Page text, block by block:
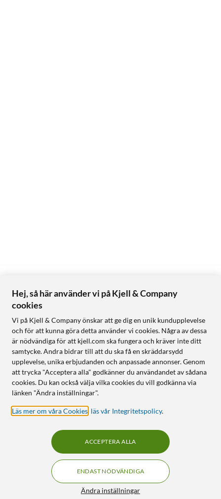
Hej, så här använder vi på Kjell & Company
cookies
Vi på Kjell & Company önskar att ge dig en unik kundupplevelse
och för att kunna göra detta använder vi cookies. Några av dessa
är nödvändiga för att kjell.com ska fungera och kräver inte ditt
samtycke. Andra bidrar till att du ska få en skräddarsydd
upplevelse, unika erbjudanden och anpassade annonser. Genom
att trycka "Acceptera alla" godkänner du användandet av sådana
cookies. Du kan också välja vilka cookies du vill godkänna via
länken "Ändra inställningar".
Läs mer om våra Cookies läs vår Integritetspolicy.
Ändra inställningar
ENDAST NÖDVÄNDIGA
ACCEPTERA ALLA